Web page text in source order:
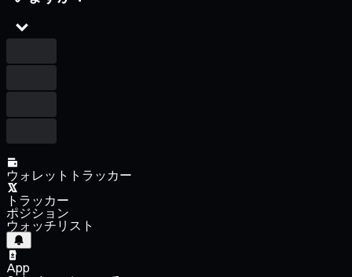
ウォレットトラッカー
トラッカー
ポジション
ウォッチリスト
App